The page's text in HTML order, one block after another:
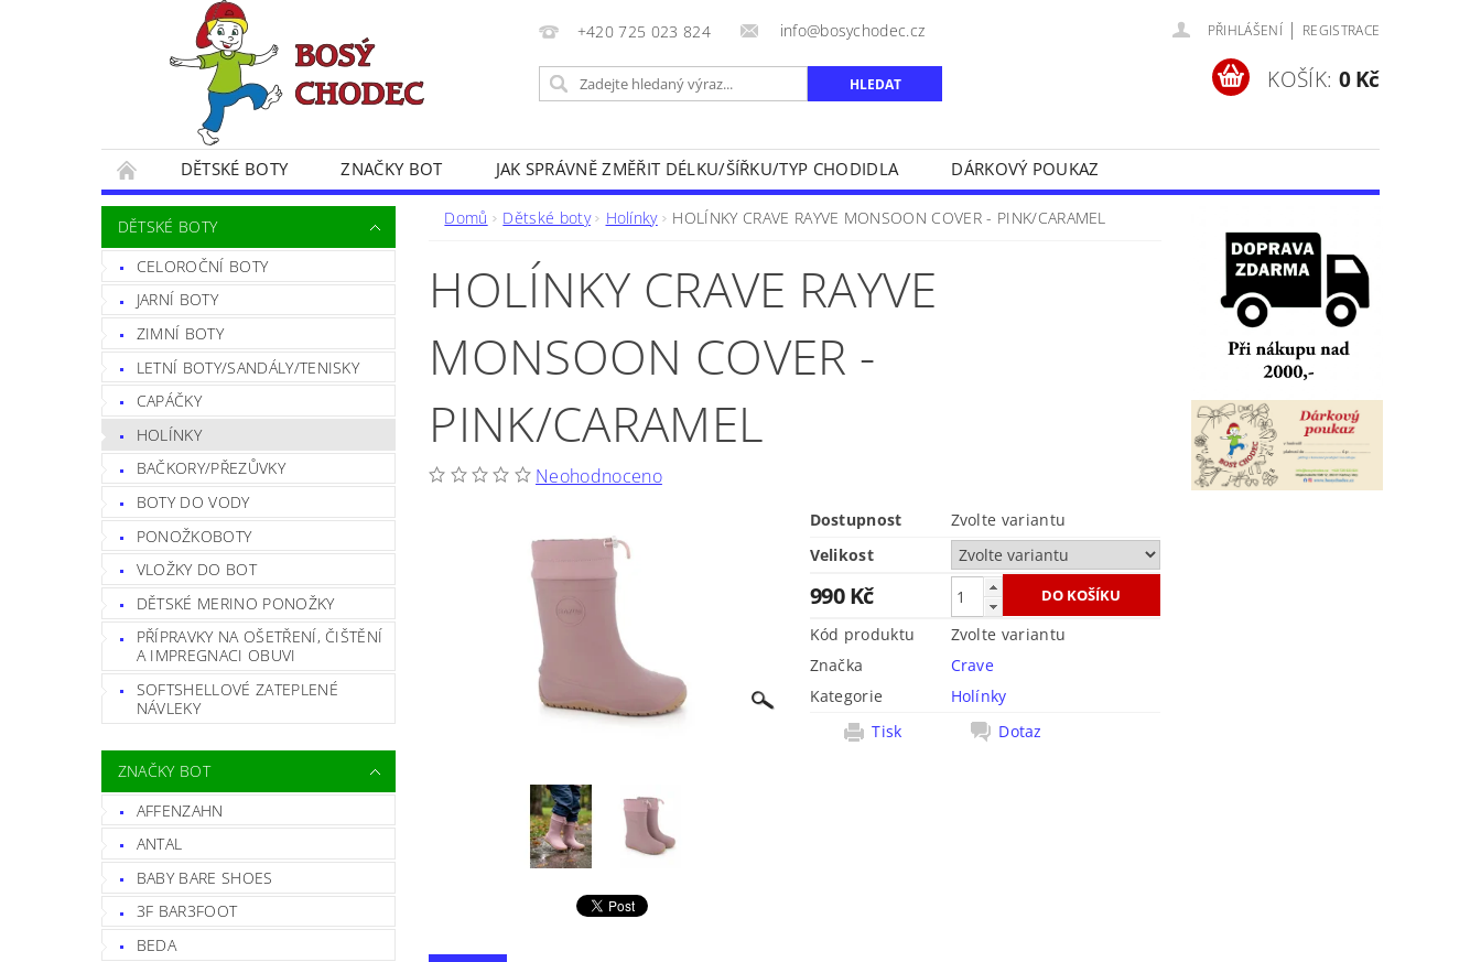
+420 725 023 824 info@bosychodec.cz PŘIHLÁŠENÍ | REGISTRACE
KOŠÍK: 0 Kč
DĚTSKÉ BOTY ZNAČKY BOT JAK SPRÁVNĚ ZMĚŘIT DÉLKU/ŠÍŘKU/TYP CHODIDLA
DÁRKOVÝ POUKAZ
SPOKOJENÍ ZÁKAZNÍČCI
BLOG CENÍK DOPRAVY A ZPŮSOBY PLATEB OBCHODNÍ PODMÍNKY
OCHRANA OSOBNÍCH ÚDAJŮ
POSTUP PŘI VRÁCENÍ ZBOŽÍ
DĚTSKÉ BOTY
CELOROČNÍ BOTY
JARNÍ BOTY
ZIMNÍ BOTY
LETNÍ BOTY/SANDÁLY/TENISKY
CAPÁČKY
HOLÍNKY
BAČKORY/PŘEZŮVKY
BOTY DO VODY
PONOŽKOBOTY
VLOŽKY DO BOT
DĚTSKÉ MERINO PONOŽKY
PŘÍPRAVKY NA OŠETŘENÍ, ČIŠTĚNÍ
A IMPREGNACI OBUVI
SOFTSHELLOVÉ ZATEPLENÉ
NÁVLEKY
ZNAČKY BOT
AFFENZAHN
ANTAL
BABY BARE SHOES
3F BAR3FOOT
BEDA
Domů Dětské boty Holínky HOLÍNKY CRAVE RAYVE MONSOON COVER - PINK/CARAMEL
HOLÍNKY CRAVE RAYVE
MONSOON COVER -
PINK/CARAMEL
Neohodnoceno
Dostupnost
Zvolte variantu
Velikost
990 Kč
Kód produktu
Zvolte variantu
Značka
Crave
Kategorie
Holínky
Tisk
Dotaz